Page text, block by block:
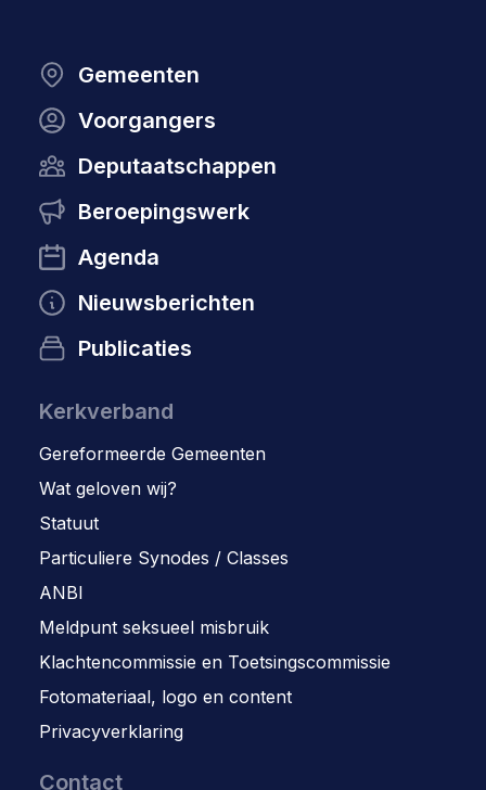
Gemeenten
Voorgangers
Deputaatschappen
Beroepingswerk
Agenda
Nieuwsberichten
Publicaties
Kerkverband
Gereformeerde Gemeenten
Wat geloven wij?
Statuut
Particuliere Synodes / Classes
ANBI
Meldpunt seksueel misbruik
Klachtencommissie en Toetsingscommissie
Fotomateriaal, logo en content
Privacyverklaring
Contact